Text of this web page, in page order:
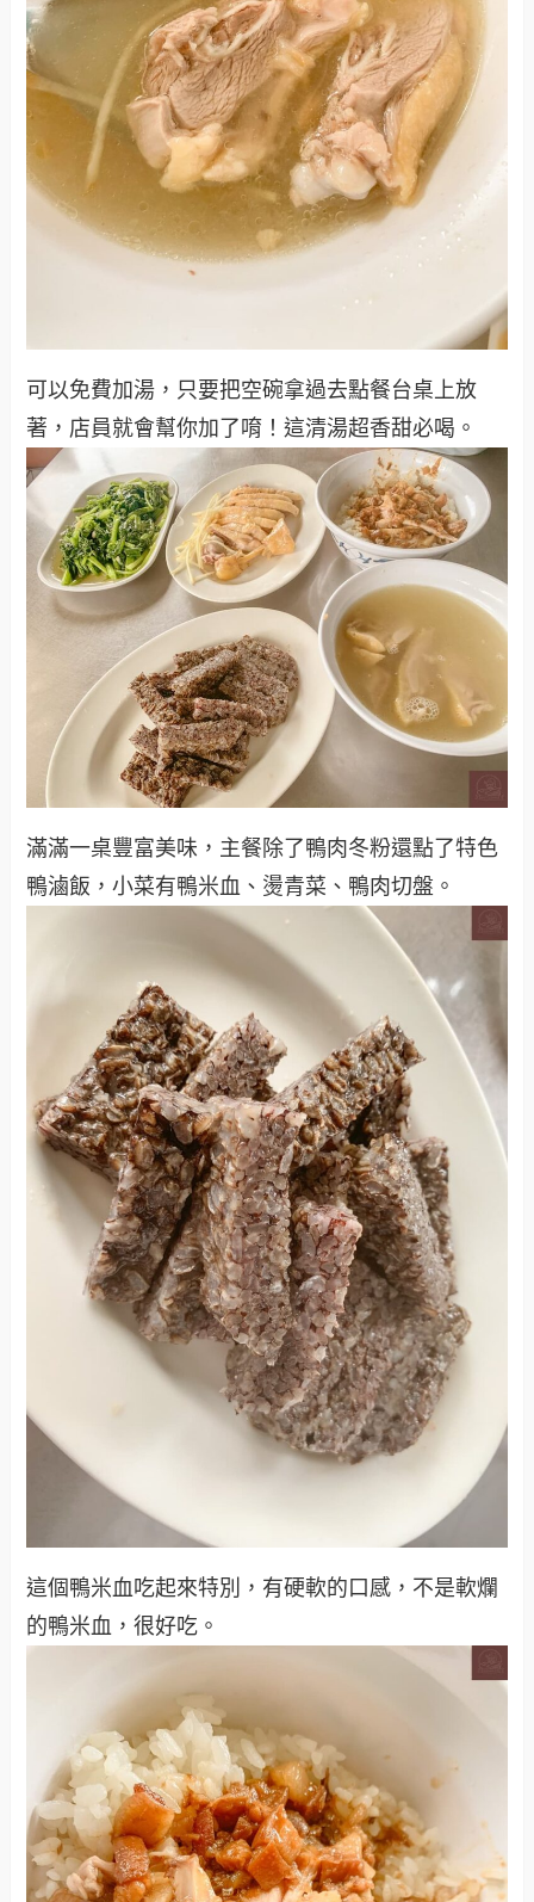
可以免費加湯，只要把空碗拿過去點餐台桌上放
著，店員就會幫你加了唷！這清湯超香甜必喝。
滿滿一桌豐富美味，主餐除了鴨肉冬粉還點了特色
鴨滷飯，小菜有鴨米血、燙青菜、鴨肉切盤。
這個鴨米血吃起來特別，有硬軟的口感，不是軟爛
的鴨米血，很好吃。